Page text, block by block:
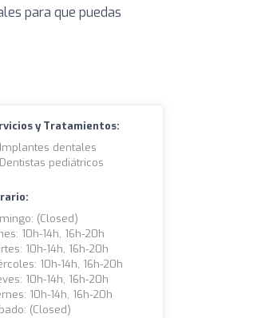
para que puedas
y Tratamientos:
Implantes dentales
Dentistas pediátricos
(closed)
10h-14h, 16h-20h
10h-14h, 16h-20h
10h-14h, 16h-20h
10h-14h, 16h-20h
10h-14h, 16h-20h
(closed)